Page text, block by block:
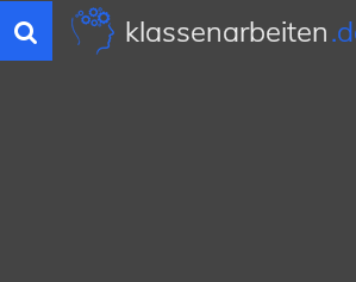
Toggle
navigation
klassenarbeiten